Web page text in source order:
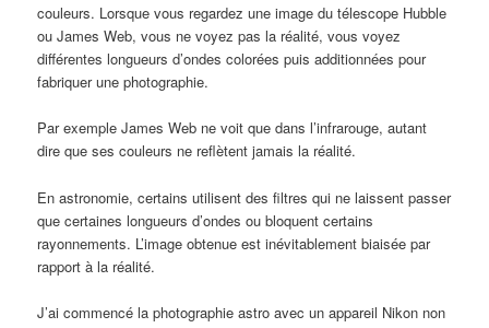
couleurs. Lorsque vous regardez une image du télescope Hubble
ou James Web, vous ne voyez pas la réalité, vous voyez
différentes longueurs d’ondes colorées puis additionnées pour
fabriquer une photographie.
Par exemple James Web ne voit que dans l’infrarouge, autant
dire que ses couleurs ne reflètent jamais la réalité.
En astronomie, certains utilisent des filtres qui ne laissent passer
que certaines longueurs d’ondes ou bloquent certains
rayonnements. L’image obtenue est inévitablement biaisée par
rapport à la réalité.
J’ai commencé la photographie astro avec un appareil Nikon non